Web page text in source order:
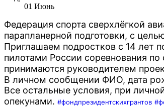
01 Июнь
Федерация спорта сверхлёгкой
парапланерной подготовки, с
Приглашаем подростков с 14 лет
пилотами России соревнования по
принимаются руководителем
В личном сообщении ФИО, дата
Все остальные условия, при
опекунами. #фондпрезидентскихгрантов